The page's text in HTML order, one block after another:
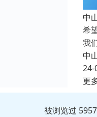
中
希
我
中
24-
更
被浏览过